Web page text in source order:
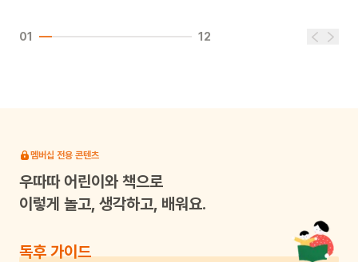
01 12
멤버십 전용 콘텐츠
우따따어린이와 책으로
이렇게 놀고, 생각하고, 배워요.
독후 가이드